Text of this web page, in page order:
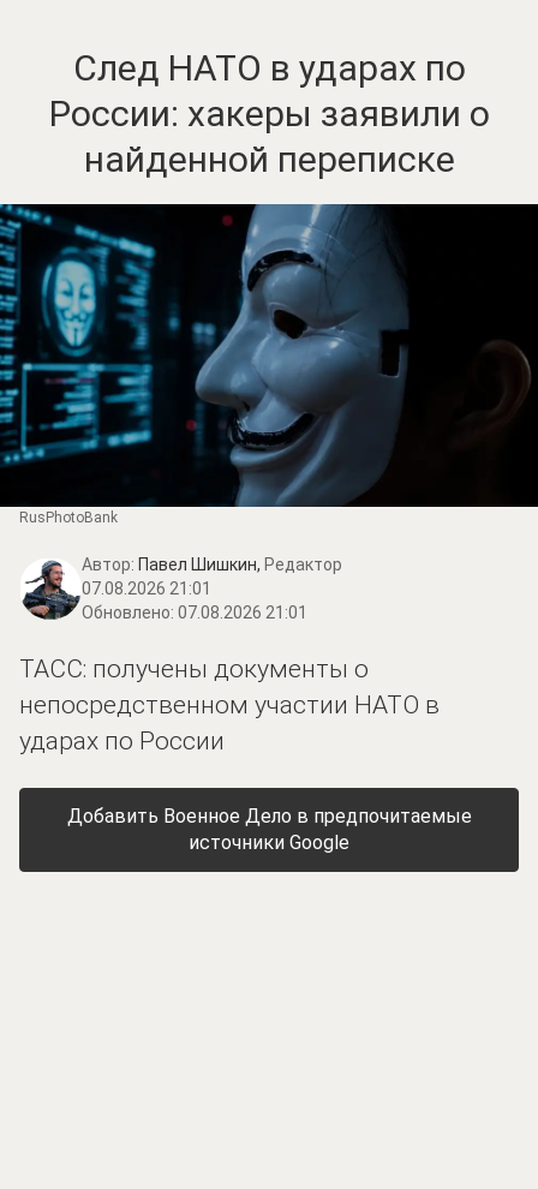
След НАТО в ударах по
России: хакеры заявили о
найденной переписке
RusPhotoBank
Автор: Павел Шишкин, Редактор
07.08.2026 21:01
Обновлено: 07.08.2026 21:01
ТАСС: получены документы о
непосредственном участии НАТО в
ударах по России
Добавить Военное Дело в предпочитаемые
источники Google